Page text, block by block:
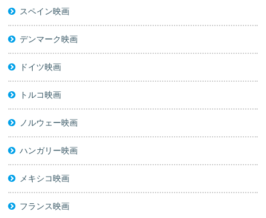
スペイン映画
デンマーク映画
ドイツ映画
トルコ映画
ノルウェー映画
ハンガリー映画
メキシコ映画
フランス映画